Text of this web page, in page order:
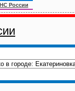
России